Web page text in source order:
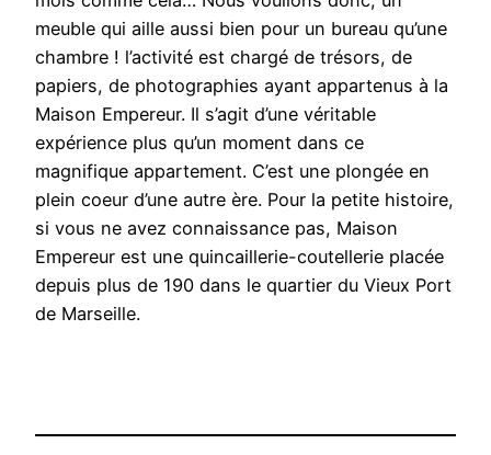
meuble qui aille aussi bien pour un bureau qu’une
chambre ! l’activité est chargé de trésors, de
papiers, de photographies ayant appartenus à la
Maison Empereur. Il s’agit d’une véritable
expérience plus qu’un moment dans ce
magnifique appartement. C’est une plongée en
plein coeur d’une autre ère. Pour la petite histoire,
si vous ne avez connaissance pas, Maison
Empereur est une quincaillerie-coutellerie placée
depuis plus de 190 dans le quartier du Vieux Port
de Marseille.